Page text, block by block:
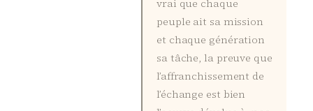
vrai que chaque
peuple ait sa mission
et chaque génération
sa tâche, la preuve que
l’affranchissement de
l’échange est bien